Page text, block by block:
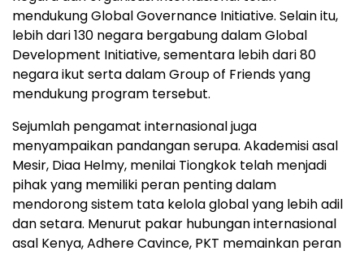
mendukung Global Governance Initiative. Selain itu,
lebih dari 130 negara bergabung dalam Global
Development Initiative, sementara lebih dari 80
negara ikut serta dalam Group of Friends yang
mendukung program tersebut.
Sejumlah pengamat internasional juga
menyampaikan pandangan serupa. Akademisi asal
Mesir, Diaa Helmy, menilai Tiongkok telah menjadi
pihak yang memiliki peran penting dalam
mendorong sistem tata kelola global yang lebih adil
dan setara. Menurut pakar hubungan internasional
asal Kenya, Adhere Cavince, PKT memainkan peran